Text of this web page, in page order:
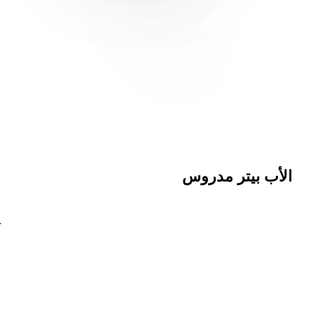
الأب بيتر مدروس